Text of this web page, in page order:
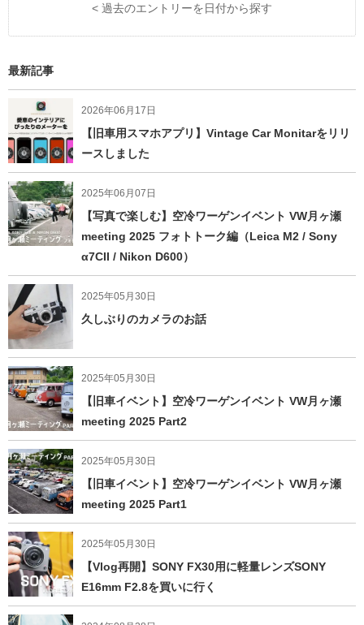
< 過去のエントリーを日付から探す
最新記事
2026年06月17日
【旧車用スマホアプリ】Vintage Car Monitarをリリ
ースしました
2025年06月07日
【写真で楽しむ】空冷ワーゲンイベント VW月ヶ瀬
meeting 2025 フォトトーク編（Leica M2 / Sony
α7CII / Nikon D600）
2025年05月30日
久しぶりのカメラのお話
2025年05月30日
【旧車イベント】空冷ワーゲンイベント VW月ヶ瀬
meeting 2025 Part2
2025年05月30日
【旧車イベント】空冷ワーゲンイベント VW月ヶ瀬
meeting 2025 Part1
2025年05月30日
【Vlog再開】SONY FX30用に軽量レンズSONY
E16mm F2.8を買いに行く